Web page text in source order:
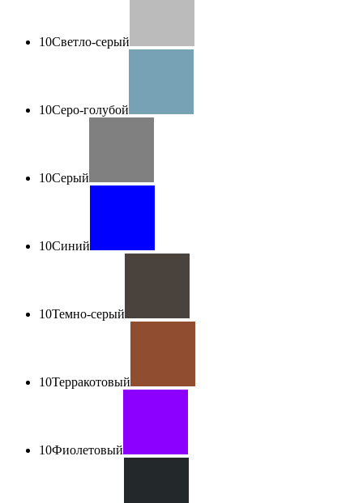
10Светло-серый
10Серо-голубой
10Серый
10Синий
10Темно-серый
10Терракотовый
10Фиолетовый